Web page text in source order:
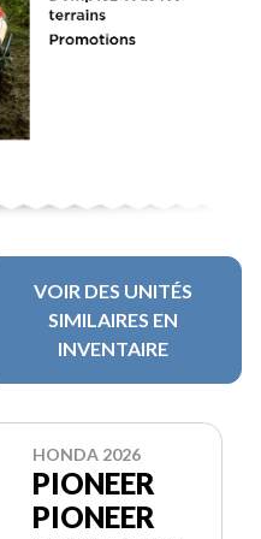
VOIR DES UNITÉS
SIMILAIRES EN
INVENTAIRE
HONDA 2026
PIONEER
PIONEER